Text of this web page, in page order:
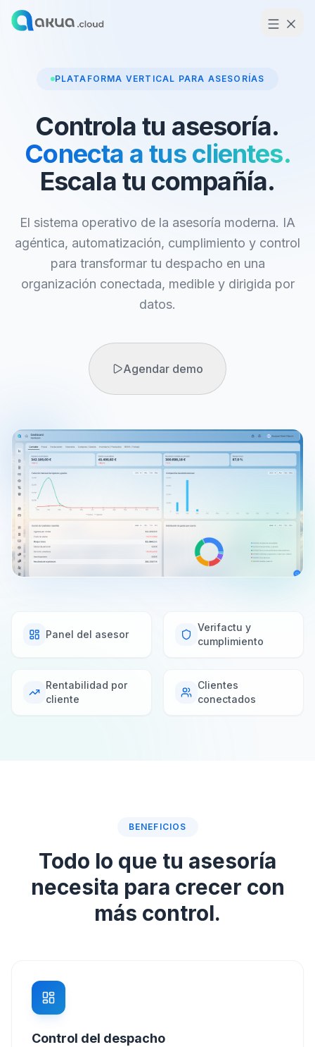
Agendar demo
PLATAFORMA VERTICAL PARA ASESORÍAS
Controla tu asesoría.
Conecta a tus clientes.
Escala tu compañía.
El sistema operativo de la asesoría moderna. IA
agéntica, automatización, cumplimiento y control
para transformar tu despacho en una
organización conectada, medible y dirigida por
datos.
Agendar demo
Panel del asesor
Verifactu y
cumplimiento
Rentabilidad por
cliente
Clientes
conectados
BENEFICIOS
Todo lo que tu asesoría
necesita para crecer con
más control.
Control del despacho